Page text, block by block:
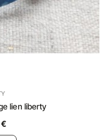
lien liberty